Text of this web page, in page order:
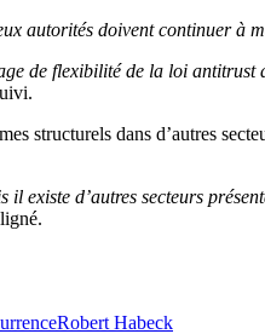
autorités doivent continuer à
de flexibilité de la loi antitrust
structurels dans d’autres
d’autres secteurs
Robert Habeck